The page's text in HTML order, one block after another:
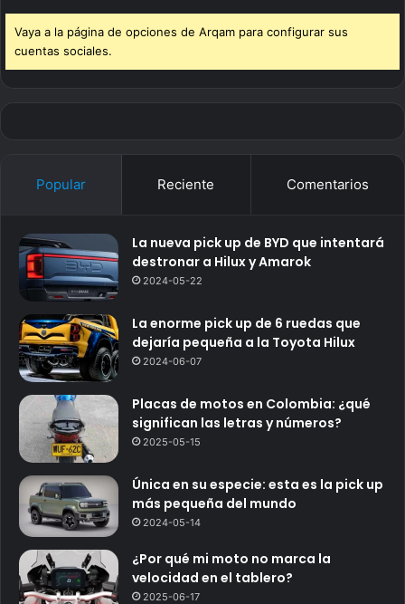
Vaya a la página de opciones de Arqam para configurar sus
cuentas sociales.
Popular Reciente Comentarios
La nueva pick up de BYD que intentará
destronar a Hilux y Amarok
2024-05-22
La enorme pick up de 6 ruedas que
dejaría pequeña a la Toyota Hilux
2024-06-07
Placas de motos en Colombia: ¿qué
significan las letras y números?
2025-05-15
Única en su especie: esta es la pick up
más pequeña del mundo
2024-05-14
¿Por qué mi moto no marca la
velocidad en el tablero?
2025-06-17